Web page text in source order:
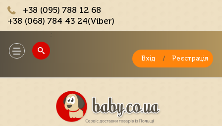
+38 (095) 788 12 68
+38 (068) 784 43 24(Viber)
Toggle
navigation
Вхід / Реєстрація